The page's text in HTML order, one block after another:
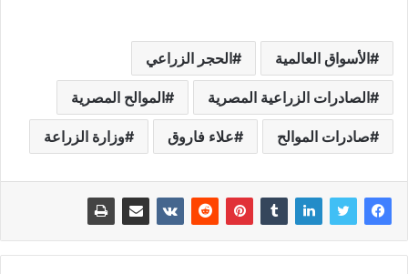
الأسواق العالمية الحجر الزراعي
الصادرات الزراعية المصرية الموالح المصرية
صادرات الموالح علاء فاروق وزارة الزراعة